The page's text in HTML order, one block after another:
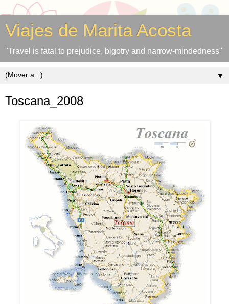
Viajes de Marita Acosta
"Travel is fatal to prejudice, bigotry and narrow-mindedness"
▼
Toscana_2008